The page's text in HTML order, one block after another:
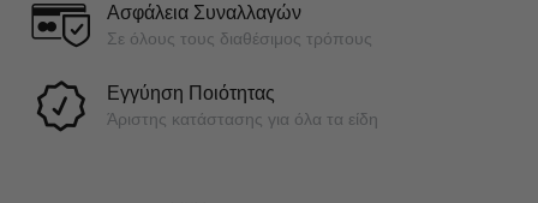
Ασφάλεια Συναλλαγών
Σε όλους τους διαθέσιμος τρόπους
Εγγύηση Ποιότητας
Άριστης κατάστασης για όλα τα είδη